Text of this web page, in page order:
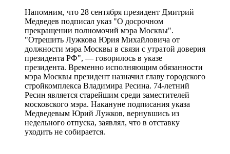
Напомним, что 28 сентября президент Дмитрий
Медведев подписал указ "О досрочном
прекращении полномочий мэра Москвы".
"Отрешить Лужкова Юрия Михайловича от
должности мэра Москвы в связи с утратой доверия
президента РФ", — говорилось в указе
президента. Временно исполняющим обязанности
мэра Москвы президент назначил главу городского
стройкомплекса Владимира Ресина. 74-летний
Ресин является старейшим среди заместителей
московского мэра. Накануне подписания указа
Медведевым Юрий Лужков, вернувшись из
недельного отпуска, заявлял, что в отставку
уходить не собирается.